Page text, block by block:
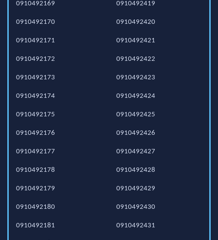
0910492169
0910492170
0910492171
0910492172
0910492173
0910492174
0910492175
0910492176
0910492177
0910492178
0910492179
0910492180
0910492181
0910492419
0910492420
0910492421
0910492422
0910492423
0910492424
0910492425
0910492426
0910492427
0910492428
0910492429
0910492430
0910492431